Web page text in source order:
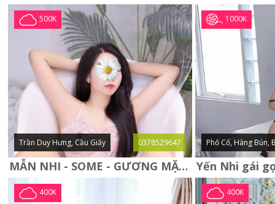
500K
Trần Duy Hưng, Cầu Giấy 0378529647
MẪN NHI - SOME - GƯƠNG MẶT XINH XẮN -CỰC CHIỀU KHÁCH
1000K
Phố Cổ, Hàng Bún,
400K 400K